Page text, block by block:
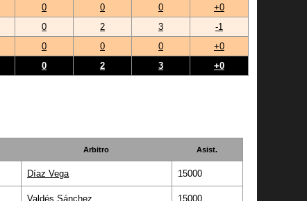
0 0 0
+0
0 2 3
-1
0 0 0
+0
0 2 3 +0
Arbitro Asist.
Díaz Vega 15000
Valdés Sánchez 15000